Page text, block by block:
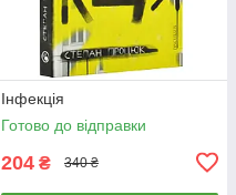
Інфекція
Готово до відправки
204 ₴ 340 ₴